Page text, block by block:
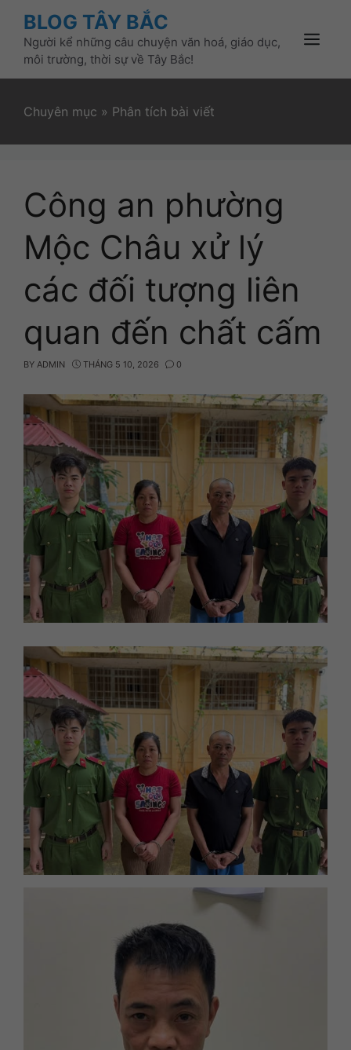
content
BLOG TÂY BẮC
Người kể những câu chuyện văn hoá, giáo dục,
môi trường, thời sự về Tây Bắc!
Menu
Chuyên mục » Phân tích bài viết
Công an phường
Mộc Châu xử lý
các đối tượng liên
quan đến chất cấm
BY ADMIN THÁNG 5 10, 2026 0